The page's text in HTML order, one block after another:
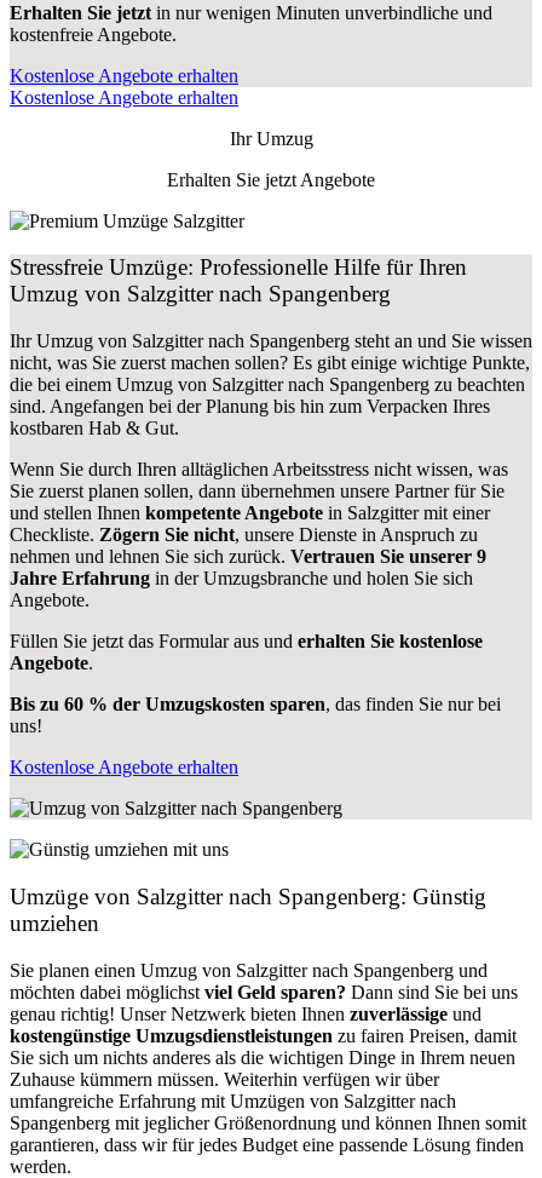
Erhalten Sie jetzt in nur wenigen Minuten unverbindliche und
kostenfreie Angebote.
Kostenlose Angebote erhalten
Kostenlose Angebote erhalten
Ihr Umzug
Erhalten Sie jetzt Angebote
Stressfreie Umzüge: Professionelle Hilfe für Ihren
Umzug von Salzgitter nach Spangenberg
Ihr Umzug von Salzgitter nach Spangenberg steht an und Sie wissen
nicht, was Sie zuerst machen sollen? Es gibt einige wichtige Punkte,
die bei einem Umzug von Salzgitter nach Spangenberg zu beachten
sind. Angefangen bei der Planung bis hin zum Verpacken Ihres
kostbaren Hab & Gut.
Wenn Sie durch Ihren alltäglichen Arbeitsstress nicht wissen, was
Sie zuerst planen sollen, dann übernehmen unsere Partner für Sie
und stellen Ihnen kompetente Angebote in Salzgitter mit einer
Checkliste. Zögern Sie nicht, unsere Dienste in Anspruch zu
nehmen und lehnen Sie sich zurück. Vertrauen Sie unserer 9
Jahre Erfahrung in der Umzugsbranche und holen Sie sich
Angebote.
Füllen Sie jetzt das Formular aus und erhalten Sie kostenlose
Angebote.
Bis zu 60 % der Umzugskosten sparen, das finden Sie nur bei
uns!
Kostenlose Angebote erhalten
Umzüge von Salzgitter nach Spangenberg: Günstig
umziehen
Sie planen einen Umzug von Salzgitter nach Spangenberg und
möchten dabei möglichst viel Geld sparen? Dann sind Sie bei uns
genau richtig! Unser Netzwerk bieten Ihnen zuverlässige und
kostengünstige Umzugsdienstleistungen zu fairen Preisen, damit
Sie sich um nichts anderes als die wichtigen Dinge in Ihrem neuen
Zuhause kümmern müssen. Weiterhin verfügen wir über
umfangreiche Erfahrung mit Umzügen von Salzgitter nach
Spangenberg mit jeglicher Größenordnung und können Ihnen somit
garantieren, dass wir für jedes Budget eine passende Lösung finden
werden.